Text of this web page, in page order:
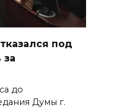
под
за
до
Думы г.